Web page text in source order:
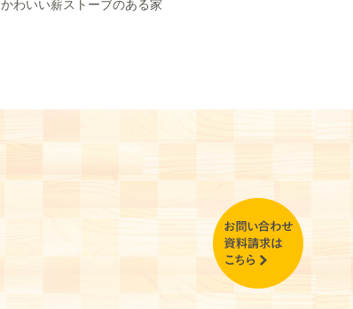
かわいい薪ストーブのある家